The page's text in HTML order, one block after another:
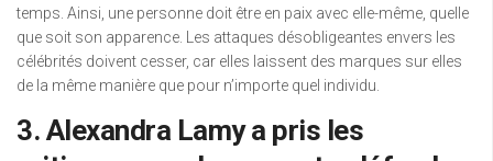
temps. Ainsi, une personne doit être en paix avec elle-même, quelle
que soit son apparence. Les attaques désobligeantes envers les
célébrités doivent cesser, car elles laissent des marques sur elles
de la même manière que pour n’importe quel individu.
3. Alexandra Lamy a pris les